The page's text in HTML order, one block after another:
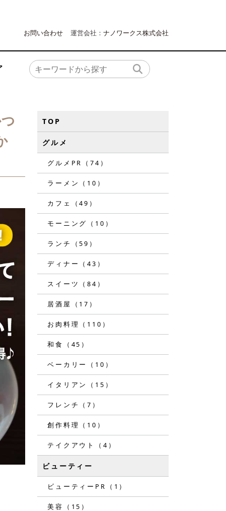
お問い合わせ 運営会社： ナノワークス株式会社
TOP
グルメ
グルメPR（74）
ラーメン（10）
カフェ（49）
モーニング（10）
ランチ（59）
ディナー（43）
スイーツ（84）
居酒屋（17）
お肉料理（110）
和食（45）
ベーカリー（10）
イタリアン（15）
フレンチ（7）
創作料理（10）
テイクアウト（4）
ビューティー
ビューティーPR（1）
美容（15）